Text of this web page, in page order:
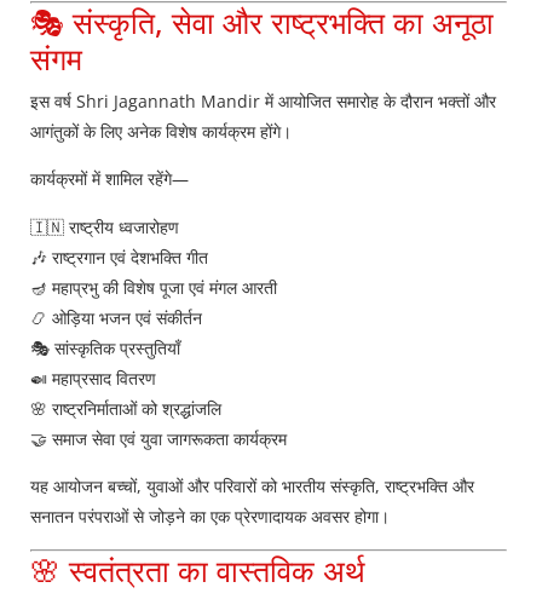
🎭 संस्कृति, सेवा और राष्ट्रभक्ति का अनूठा
संगम
इस वर्ष Shri Jagannath Mandir में आयोजित समारोह के दौरान भक्तों और
आगंतुकों के लिए अनेक विशेष कार्यक्रम होंगे।
कार्यक्रमों में शामिल रहेंगे—
🇮🇳 राष्ट्रीय ध्वजारोहण
🎶 राष्ट्रगान एवं देशभक्ति गीत
🪔 महाप्रभु की विशेष पूजा एवं मंगल आरती
📿 ओड़िया भजन एवं संकीर्तन
🎭 सांस्कृतिक प्रस्तुतियाँ
🍛 महाप्रसाद वितरण
🌸 राष्ट्रनिर्माताओं को श्रद्धांजलि
🤝 समाज सेवा एवं युवा जागरूकता कार्यक्रम
यह आयोजन बच्चों, युवाओं और परिवारों को भारतीय संस्कृति, राष्ट्रभक्ति और
सनातन परंपराओं से जोड़ने का एक प्रेरणादायक अवसर होगा।
🌸 स्वतंत्रता का वास्तविक अर्थ